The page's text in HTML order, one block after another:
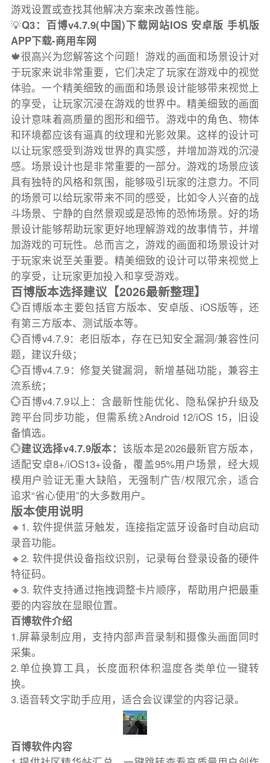
游戏设置或查找其他解决方案来改善性能。
💡Q3：百博v4.7.9(中国)下载网站IOS 安卓版 手机版
APP下载-商用车网
🍁很高兴为您解答这个问题！游戏的画面和场景设计对
于玩家来说非常重要，它们决定了玩家在游戏中的视觉
体验。一个精美细致的画面和场景设计能够带来视觉上
的享受，让玩家沉浸在游戏的世界中。精美细致的画面
设计意味着高质量的图形和细节。游戏中的角色、物体
和环境都应该有逼真的纹理和光影效果。这样的设计可
以让玩家感受到游戏世界的真实感，并增加游戏的沉浸
感。场景设计也是非常重要的一部分。游戏的场景应该
具有独特的风格和氛围，能够吸引玩家的注意力。不同
的场景可以给玩家带来不同的感受，比如令人兴奋的战
斗场景、宁静的自然景观或是恐怖的恐怖场景。好的场
景设计能够帮助玩家更好地理解游戏的故事情节，并增
加游戏的可玩性。总而言之，游戏的画面和场景设计对
于玩家来说至关重要。精美细致的设计可以带来视觉上
的享受，让玩家更加投入和享受游戏。
百博版本选择建议【2026最新整理】
💮百博版本主要包括官方版本、安卓版、iOS版等，还
有第三方版本、测试版本等。
💮百博v4.7.9：老旧版本，存在已知安全漏洞/兼容性问
题，建议升级；
💮百博v4.7.9：修复关键漏洞，新增基础功能，兼容主
流系统；
💮百博v4.7.9以上：含最新性能优化、隐私保护升级及
跨平台同步功能，但需系统≥Android 12/iOS 15，旧设
备慎选。
💮建议选择v4.7.9版本：该版本是2026最新官方版本，
适配安卓8+/iOS13+设备，覆盖95%用户场景，经大规
模用户验证无重大缺陷，无强制广告/权限冗余，适合
追求“省心使用”的大多数用户。
版本使用说明
🔸1. 软件提供蓝牙触发，连接指定蓝牙设备时自动启动
录音功能。
🔸2. 软件提供设备指纹识别，记录每台登录设备的硬件
特征码。
🔸3. 软件支持通过拖拽调整卡片顺序，帮助用户把最重
要的内容放在显眼位置。
百博软件介绍
1.屏幕录制应用，支持内部声音录制和摄像头画面同时
采集。
2.单位换算工具，长度面积体积温度各类单位一键转
换。
3.语音转文字助手应用，适合会议课堂的内容记录。
百博软件内容